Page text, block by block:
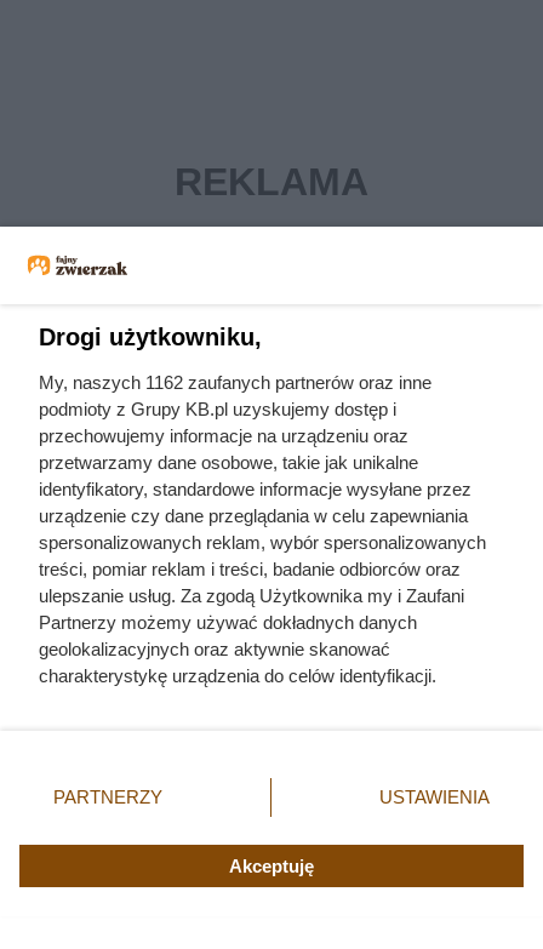
Czytaj także:
Panel fotowoltaiczny ma 500 W, ale na dachu
rzadko tyle osiąga. Ten parametr wyjaśnia
Drogi użytkowniku,
My, naszych 1162 zaufanych partnerów oraz inne
podmioty z Grupy KB.pl uzyskujemy dostęp i
przechowujemy informacje na urządzeniu oraz
przetwarzamy dane osobowe, takie jak unikalne
identyfikatory, standardowe informacje wysyłane przez
urządzenie czy dane przeglądania w celu zapewniania
spersonalizowanych reklam, wybór spersonalizowanych
treści, pomiar reklam i treści, badanie odbiorców oraz
ulepszanie usług. Za zgodą Użytkownika my i Zaufani
Partnerzy możemy używać dokładnych danych
geolokalizacyjnych oraz aktywnie skanować
charakterystykę urządzenia do celów identyfikacji.
zmienić/wycofać klikając przycisk ustawień prywatności
znajdujący się w lewym dolnym rogu strony. Niektóre
użytkownika, ale masz prawo sprzeciwić się takiemu
przetwarzaniu. Preferencje będą miały zastosowania tylko
PARTNERZY USTAWIENIA
Akceptuję